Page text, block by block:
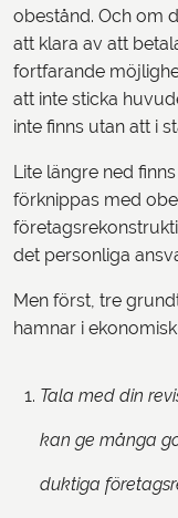
obestånd. Och om
att klara av att
fortfarande
att inte sticka
inte finns utan att i
Lite längre ned
förknippas med
det personliga
Men först, tre
hamnar i ekonomisk
Tala med din
kan ge många
duktiga